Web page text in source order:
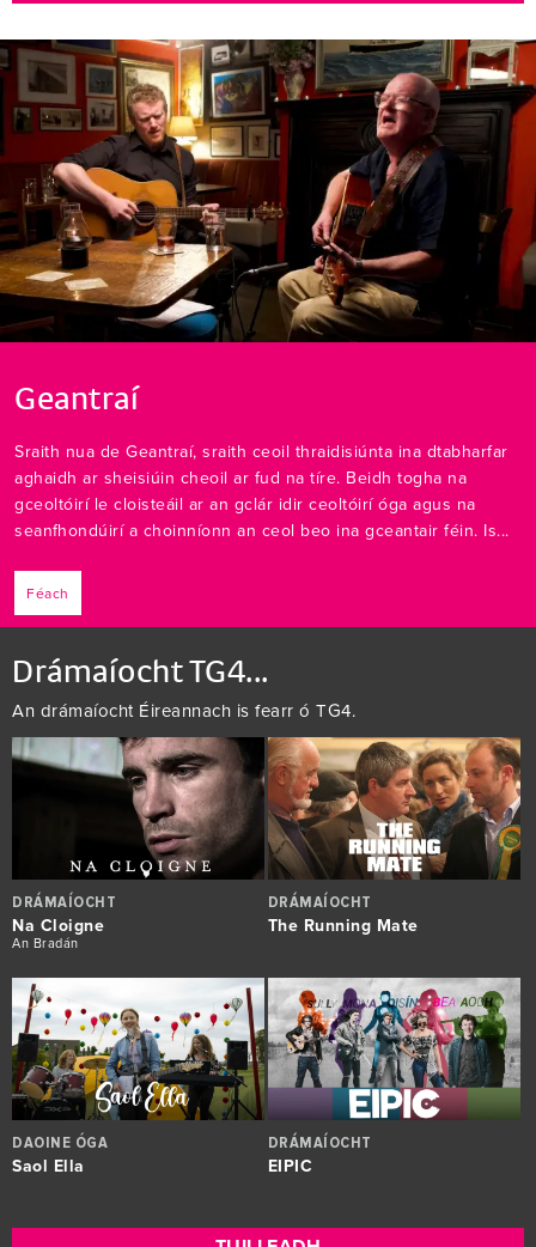
Geantraí
Sraith nua de Geantraí, sraith ceoil thraidisiúnta ina dtabharfar
aghaidh ar sheisiúin cheoil ar fud na tíre. Beidh togha na
gceoltóirí le cloisteáil ar an gclár idir ceoltóirí óga agus na
seanfhondúirí a choinníonn an ceol beo ina gceantair féin. Is...
Féach
Drámaíocht TG4...
An drámaíocht Éireannach is fearr ó TG4.
DRÁMAÍOCHT
Na Cloigne
An Bradán
DRÁMAÍOCHT
The Running Mate
DAOINE ÓGA
Saol Ella
DRÁMAÍOCHT
EIPIC